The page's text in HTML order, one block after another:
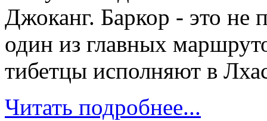
Джоканг. Баркор - это не
один из главных
тибетцы исполняют в
Читать подробнее...